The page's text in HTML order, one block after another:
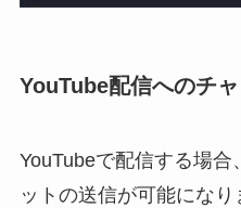
YouTube配信へのチ
YouTubeで配信する場合
ットの送信が可能になり